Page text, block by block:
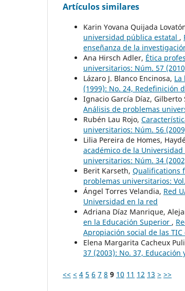
Artículos similares
Karin Yovana Quijada
universidad pública estatal ,
enseñanza de la
Ana Hirsch Adler, Ética
universitarios: Núm. 57
Lázaro J. Blanco Encinosa,
(1999): No. 24, Redefinición
Ignacio García Díaz,
Análisis de problemas
Rubén Lau Rojo,
universitarios: Núm. 56
Lilia Pereira de Homes,
académico de la
universitarios: Núm. 34
Berit Karseth, Qualifications
problemas universitarios:
Ángel Torres Velandia, Red
Universidad en la red
Adriana Díaz Manrique,
en la Educación Superior ,
Apropiación social de las
Elena Margarita Cacheux
37 (2003): No. 37,
<< < 4 5 6 7 8 9 10 11 12 13 > >>